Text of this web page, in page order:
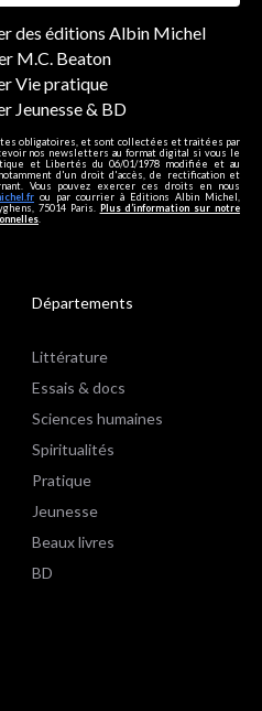
des éditions Albin Michel
M.C. Beaton
Vie pratique
Jeunesse & BD
obligatoires, et sont collectées et traitées par
nos newsletters au format digital si vous le
et Libertés du 06/01/1978 modifiée et au
d'un droit d'accès, de rectification et
Vous pouvez exercer ces droits en nous
ou par courrier à Editions Albin Michel,
75014 Paris. Plus d’information sur notre
Départements
Littérature
Essais & docs
Sciences humaines
Spiritualités
Pratique
Jeunesse
Beaux livres
BD